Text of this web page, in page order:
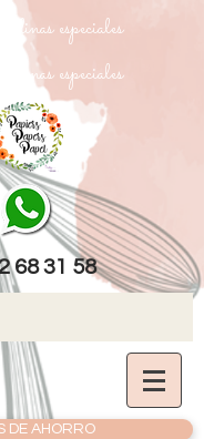
especiales
especiales
68 31 58
DE AHORRO